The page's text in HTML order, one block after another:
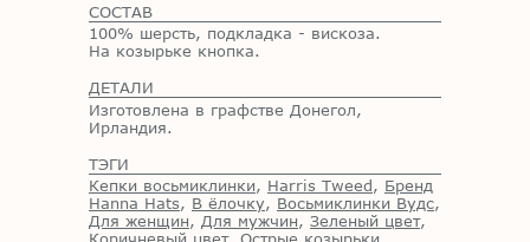
СОСТАВ
100% шерсть, подкладка - вискоза.
На козырьке кнопка.
ДЕТАЛИ
Изготовлена в графстве Донегол,
Ирландия.
ТЭГИ
Кепки восьмиклинки, Harris Tweed, Бренд
Hanna Hats, В ёлочку, Восьмиклинки Вудс,
Для женщин, Для мужчин, Зеленый цвет,